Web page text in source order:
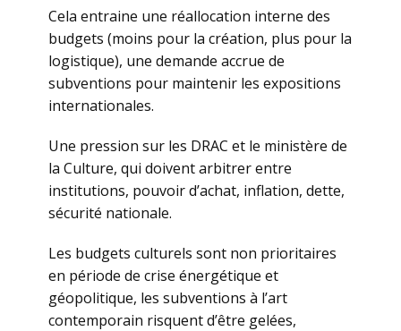
Cela entraine une réallocation interne des
budgets (moins pour la création, plus pour la
logistique), une demande accrue de
subventions pour maintenir les expositions
internationales.
Une pression sur les DRAC et le ministère de
la Culture, qui doivent arbitrer entre
institutions, pouvoir d’achat, inflation, dette,
sécurité nationale.
Les budgets culturels sont non prioritaires
en période de crise énergétique et
géopolitique, les subventions à l’art
contemporain risquent d’être gelées,